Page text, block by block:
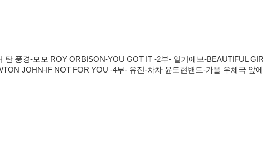
풍경-모모 ROY ORBISON-YOU GOT IT -2부- 일기예보-BEAUTIFUL
JOHN-IF NOT FOR YOU -4부- 유진-차차 윤도현밴드-가을 우체국 앞